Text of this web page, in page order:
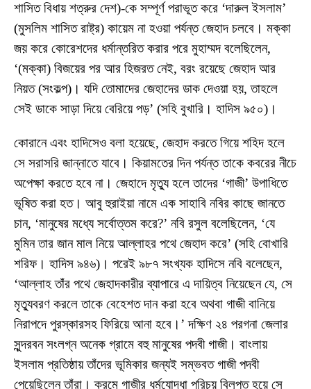
শাসিত বিধায় শত্রুর দেশ)-কে সম্পূর্ণ পরাভূত করে ‘দারুল ইসলাম’
(মুসলিম শাসিত রাষ্ট্র) কায়েম না হওয়া পর্যন্ত জেহাদ চলবে। মক্কা
জয় করে কোরেশদের ধর্মান্তরিত করার পরে মুহাম্মদ বলেছিলেন,
‘(মক্কা) বিজয়ের পর আর হিজরত নেই, বরং রয়েছে জেহাদ আর
নিয়ত (সংকল্প)। যদি তোমাদের জেহাদের ডাক দেওয়া হয়, তাহলে
সেই ডাকে সাড়া দিয়ে বেরিয়ে পড়’ (সহি বুখারি। হাদিস ৯৫০)।
কোরানে এবং হাদিসেও বলা হয়েছে, জেহাদ করতে গিয়ে শহিদ হলে
সে সরাসরি জান্নাতে যাবে। কিয়ামতের দিন পর্যন্ত তাকে কবরের নীচে
অপেক্ষা করতে হবে না। জেহাদে মৃত্যু হলে তাদের ‘গাজী’ উপাধিতে
ভূষিত করা হত। আবু হুরাইয়া নামে এক সাহাবি নবির কাছে জানতে
চান, ‘মানুষের মধ্যে সর্বোত্তম করে?’ নবি রসুল বলেছিলেন, ‘যে
মুমিন তার জান মাল নিয়ে আল্লাহর পথে জেহাদ করে’ (সহি বোখারি
শরিফ। হাদিস ৯৪৬)। পরেই ৯৮৭ সংখ্যক হাদিসে নবি বলেছেন,
‘আল্লাহ তাঁর পথে জেহাদকারীর ব্যাপারে এ দায়িত্ব নিয়েছেন যে, সে
মৃত্যুবরণ করলে তাকে বেহেশত দান করা হবে অথবা গাজী বানিয়ে
নিরাপদে পুরস্কারসহ ফিরিয়ে আনা হবে।’ দক্ষিণ ২৪ পরগনা জেলার
সুন্দরবন সংলগ্ন অনেক গ্রামে বহু মানুষের পদবী গাজী। বাংলায়
ইসলাম প্রতিষ্ঠায় তাঁদের ভূমিকার জন্যই সম্ভবত গাজী পদবী
পেয়েছিলেন তাঁরা। ক্রমে গাজীর ধর্মযোদ্ধা পরিচয় বিলুপ্ত হয়ে সে